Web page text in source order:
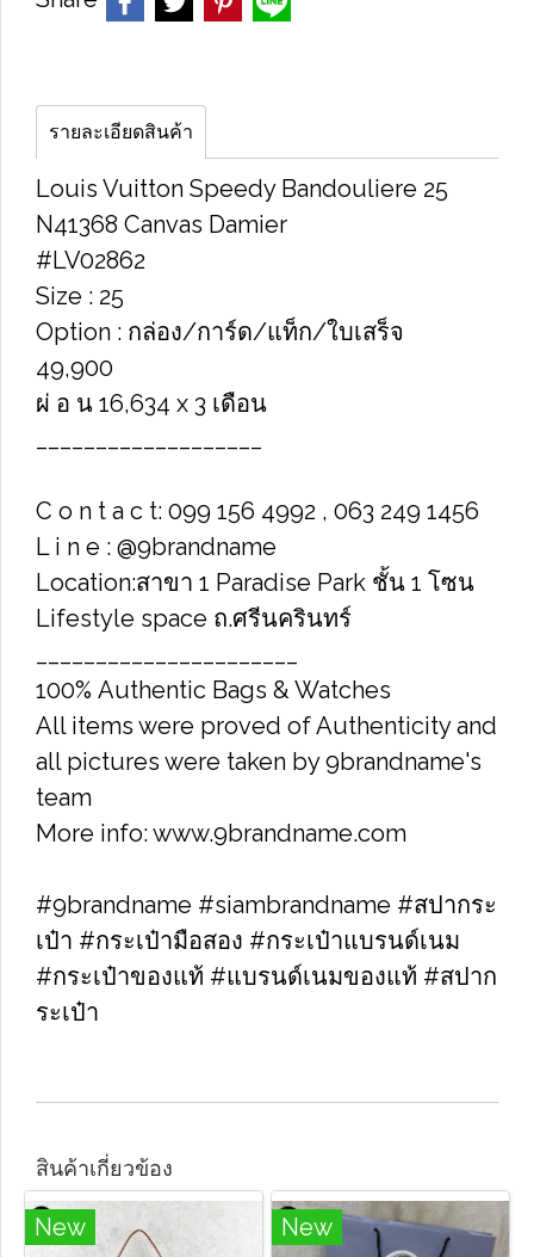
รายละเอียดสินค้า
Louis Vuitton Speedy Bandouliere 25
N41368 Canvas Damier
#LV02862
Size : 25
Option : กล่อง/การ์ด/แท็ก/ใบเสร็จ
49,900
ผ่ อ น 16,634 x 3 เดือน
C o n t a c t: 099 156 4992 , 063 249 1456
L i n e : @9brandname
Location:สาขา 1 Paradise Park ชั้น 1 โซน
Lifestyle space ถ.ศรีนครินทร์
100% Authentic Bags & Watches
All items were proved of Authenticity and
all pictures were taken by 9brandname's
team
More info: www.9brandname.com
#9brandname #siambrandname #สปากระ
เป๋า #กระเป๋ามือสอง #กระเป๋าแบรนด์เนม
#กระเป๋าของแท้ #แบรนด์เนมของแท้ #สปาก
ระเป๋า
สินค้าเกี่ยวข้อง
New New